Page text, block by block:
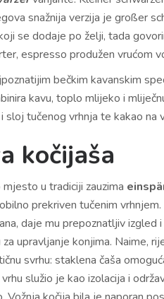
snažnija verzija je großer
se dodaje po želji, tada
espresso produžen vrućom
bečkim kavanskim
kavu, toplo mlijeko i
sloj tučenog vrhnja te kakao na
kočijaša
u tradiciji zauzima
prekriven tučenim
daje mu prepoznatljiv
upravljanje konjima. Naime,
svrhu: staklena čaša
služio je kao izolacija i